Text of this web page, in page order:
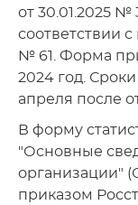
от 30.01.2025
соответствии с
№ 61. Форма
2024 год.
апреля после
В форму
"Основные
организации"
приказом